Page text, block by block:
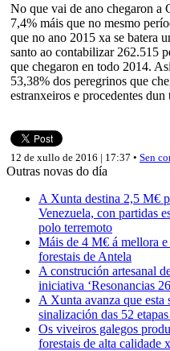
No que vai de ano chegaron a
7,4% máis que no mesmo
que no ano 2015 xa se batera
santo ao contabilizar 262.515
que chegaron en todo 2014.
53,38% dos peregrinos que
estranxeiros e procedentes dun
12 de xullo de 2016 | 17:37 • Sen
Outras novas do día
A Xunta destina 2,5 M€
Venezuela, con partidas
polo terremoto
Máis de 4 M€ á mellora
forestais de Antela
A construción artesanal
iniciativa ‘Resonancias
A Xunta avanza que esta
sinalización das 52
Os viveiros galegos
forestais de alta calidade